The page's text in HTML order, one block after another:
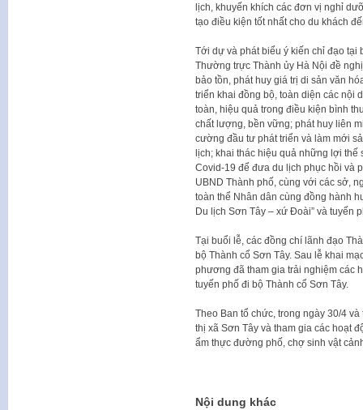
lịch, khuyến khích các đơn vị nghỉ
tạo điều kiện tốt nhất cho du khách
Tới dự và phát biểu ý kiến chỉ đạo tại
Thường trực Thành ủy Hà Nội đề
bảo tồn, phát huy giá trị di sản văn
triển khai đồng bộ, toàn diện các nội
toàn, hiệu quả trong điều kiện bình
chất lượng, bền vững; phát huy liên
cường đầu tư phát triển và làm mới
lịch; khai thác hiệu quả những lợi
Covid-19 để đưa du lịch phục hồi và
UBND Thành phố, cùng với các sở,
toàn thể Nhân dân cùng đồng hành
Du lịch Sơn Tây – xứ Đoài” và tuyến
Tại buổi lễ, các đồng chí lãnh đạo
bộ Thành cổ Sơn Tây. Sau lễ khai
phương đã tham gia trải nghiệm các
tuyến phố đi bộ Thành cổ Sơn Tây.
Theo Ban tổ chức, trong ngày 30/4
thị xã Sơn Tây và tham gia các hoạt
ẩm thực đường phố, chợ sinh vật
Nội dung khác